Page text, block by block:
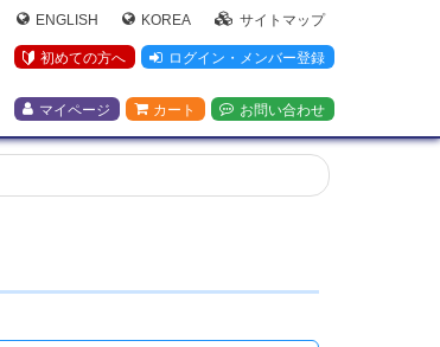
ENGLISH KOREA サイトマップ
初めての方へ ログイン・メンバー登録
マイページ カート お問い合わせ